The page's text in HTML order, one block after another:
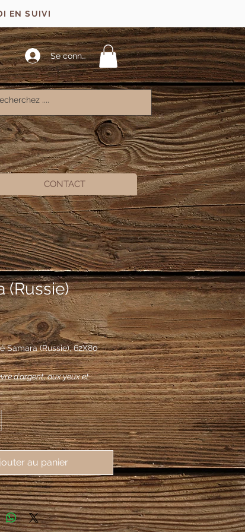
EN SUIVI
Se connecter
CONTACT
(Russie)
Samara (Russie), 62X80
d’argent, aux yeux et
armée de sabot de
d’or.
au panier